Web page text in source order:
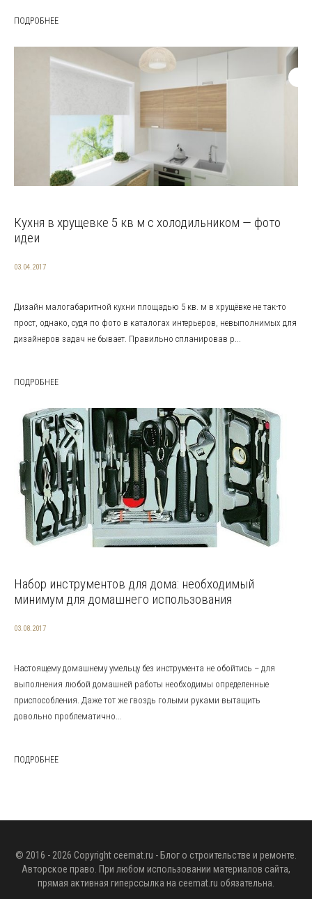
ПОДРОБНЕЕ
Кухня в хрущевке 5 кв м с холодильником — фото
идеи
03.04.2017
Дизайн малогабаритной кухни площадью 5 кв. м в хрущёвке не так-то
прост, однако, судя по фото в каталогах интерьеров, невыполнимых для
дизайнеров задач не бывает. Правильно спланировав р...
ПОДРОБНЕЕ
Набор инструментов для дома: необходимый
минимум для домашнего использования
03.08.2017
Настоящему домашнему умельцу без инструмента не обойтись – для
выполнения любой домашней работы необходимы определенные
приспособления. Даже тот же гвоздь голыми руками вытащить
довольно проблематично...
ПОДРОБНЕЕ
© 2016 - 2026 Copyright ceemat.ru - Блог о строительстве и ремонте.
Авторское право. При любом использовании материалов сайта,
прямая активная гиперссылка на ceemat.ru обязательна.